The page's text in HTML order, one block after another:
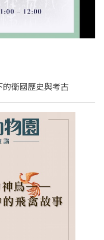
衛國歷史與考古